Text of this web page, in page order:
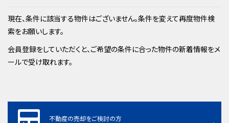
現在、条件に該当する物件はございません。条件を変えて再度物件検
索をお願いします。
会員登録をしていただくと、ご希望の条件に合った物件の新着情報をメ
ールで受け取れます。
不動産の売却をご検討の方